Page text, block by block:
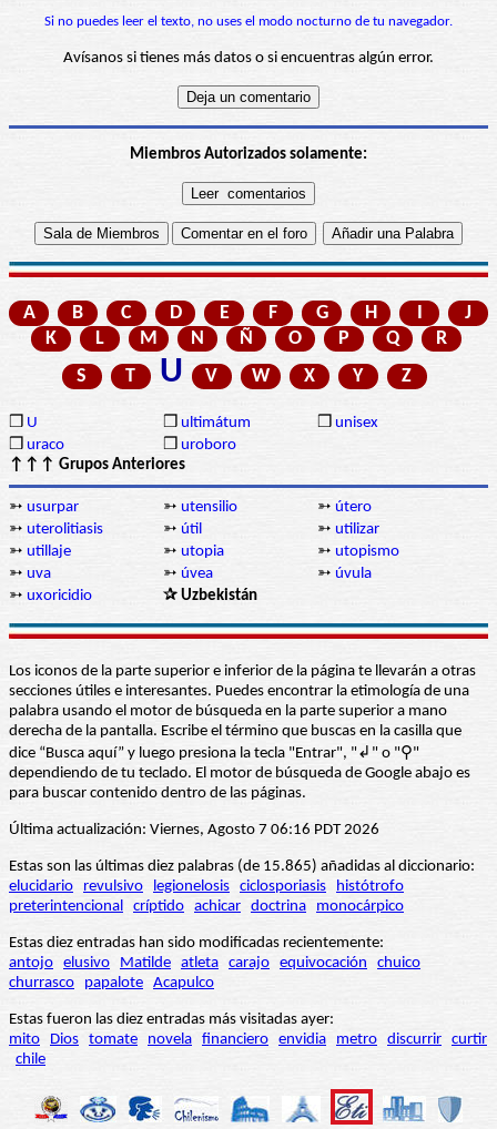
Si no puedes leer el texto, no uses el modo nocturno de tu navegador.
Avísanos si tienes más datos o si encuentras algún error.
Miembros Autorizados solamente:
A B C D E F G H I
J
K
L M N Ñ O P Q
R
S
T U V W X Y Z
❒ U ❒ ultimátum ❒ unisex
❒ uraco ❒ uroboro
↑↑↑ Grupos Anteriores
➳ usurpar ➳ utensilio ➳ útero
➳ uterolitiasis ➳ útil ➳ utilizar
➳ utillaje ➳ utopia ➳ utopismo
➳ uva ➳ úvea ➳ úvula
➳ uxoricidio ✰ Uzbekistán
Los iconos de la parte superior e inferior de la página te llevarán a otras
secciones útiles e interesantes. Puedes encontrar la etimología de una
palabra usando el motor de búsqueda en la parte superior a mano
derecha de la pantalla. Escribe el término que buscas en la casilla que
dice “Busca aquí” y luego presiona la tecla "Entrar", "↲" o "⚲"
dependiendo de tu teclado. El motor de búsqueda de Google abajo es
para buscar contenido dentro de las páginas.
Última actualización: Viernes, Agosto 7 06:16 PDT 2026
Estas son las últimas diez palabras (de 15.865) añadidas al diccionario:
elucidario
revulsivo legionelosis ciclosporiasis
histótrofo
preterintencional críptido achicar doctrina monocárpico
Estas diez entradas han sido modificadas recientemente:
antojo elusivo Matilde atleta carajo equivocación
chuico
churrasco
papalote Acapulco
Estas fueron las diez entradas más visitadas ayer:
mito
Dios tomate novela financiero envidia metro discurrir curtir
chile